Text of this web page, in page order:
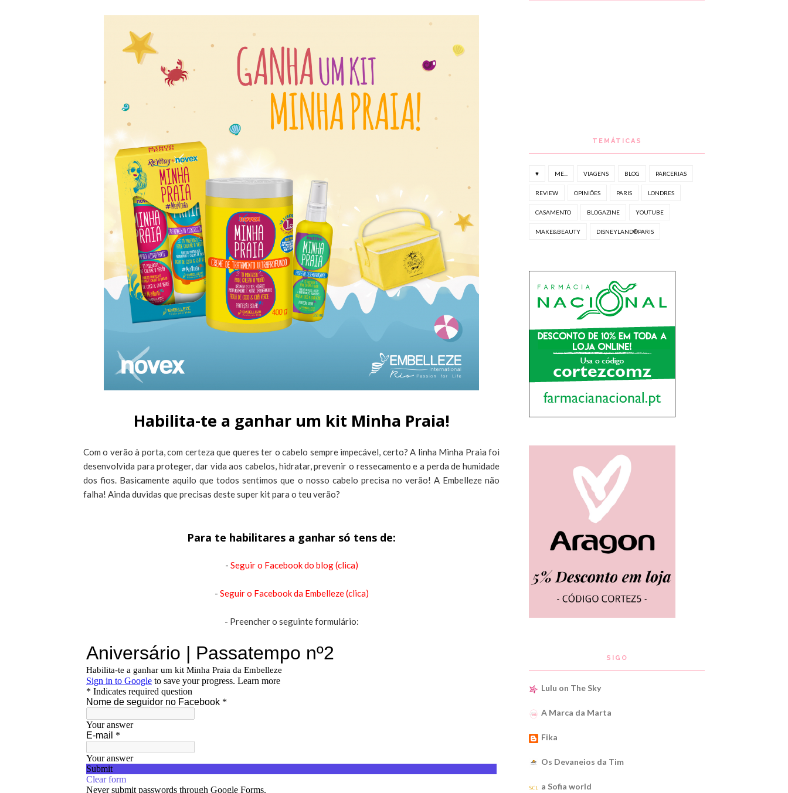
Habilita-te a ganhar um kit Minha Praia!
Com o verão à porta, com certeza que queres ter o cabelo sempre impecável, certo? A linha Minha Praia foi
desenvolvida para proteger, dar vida aos cabelos, hidratar, prevenir o ressecamento e a perda de humidade
dos fios. Basicamente aquilo que todos sentimos que o nosso cabelo precisa no verão! A Embelleze não
falha! Ainda duvidas que precisas deste super kit para o teu verão?
Para te habilitares a ganhar só tens de:
- Seguir o Facebook do blog (clica)
- Seguir o Facebook da Embelleze (clica)
- Preencher o seguinte formulário:
TEMÁTICAS
♥ ME... VIAGENS BLOG PARCERIAS
REVIEW OPINIÕES PARIS LONDRES
CASAMENTO BLOGAZINE YOUTUBE
MAKE&BEAUTY DISNEYLAND®PARIS
SIGO
Lulu on The Sky
A Marca da Marta
Fika
Os Devaneios da Tim
a Sofia world